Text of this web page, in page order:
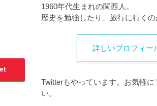
1960年代生まれの関西人。
歴史を勉強したり、旅行に行くの
詳しいプロフィー
Twitterもやっています。お気軽に
い。